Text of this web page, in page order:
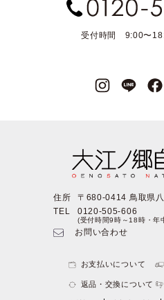
受付時間 9:00〜
住所
〒680-0414 鳥取県
TEL
0120-505-606
(受付時間9時～18時・年
お問い合わせ
お支払いについて
返品・交換について